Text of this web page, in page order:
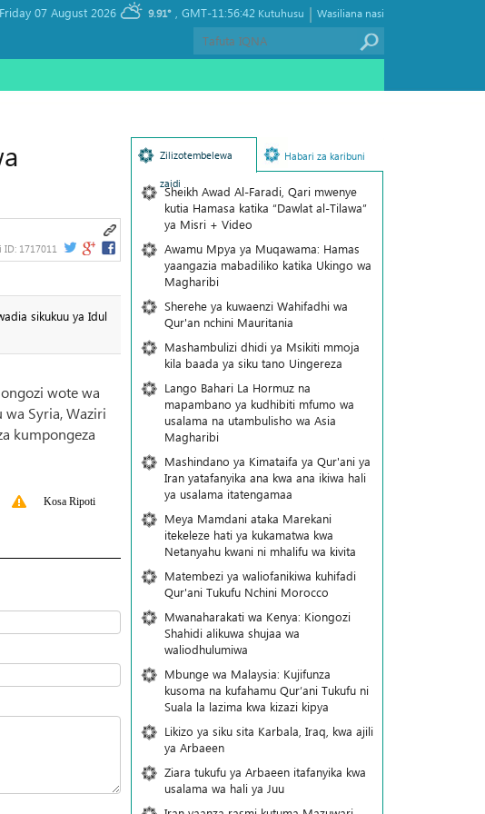
GMT-11:56:42
9.91° Wasiliana nasi
|
Kutuhusu
ID: 1717011
sikukuu ya Idul
wote wa
Syria, Waziri
kumpongeza
Kosa Ripoti
Zilizotembelewa
zaidi
Habari za karibuni
Sheikh Awad Al-Faradi, Qari mwenye
kutia Hamasa katika “Dawlat al-Tilawa”
ya Misri + Video
Awamu Mpya ya Muqawama: Hamas
yaangazia mabadiliko katika Ukingo wa
Magharibi
Sherehe ya kuwaenzi Wahifadhi wa
Qur'an nchini Mauritania
Mashambulizi dhidi ya Msikiti mmoja
kila baada ya siku tano Uingereza
Lango Bahari La Hormuz na
mapambano ya kudhibiti mfumo wa
usalama na utambulisho wa Asia
Magharibi
Mashindano ya Kimataifa ya Qur'ani ya
Iran yatafanyika ana kwa ana ikiwa hali
ya usalama itatengamaa
Meya Mamdani ataka Marekani
itekeleze hati ya kukamatwa kwa
Netanyahu kwani ni mhalifu wa kivita
Matembezi ya waliofanikiwa kuhifadi
Qur'ani Tukufu Nchini Morocco
Mwanaharakati wa Kenya: Kiongozi
Shahidi alikuwa shujaa wa
waliodhulumiwa
Mbunge wa Malaysia: Kujifunza
kusoma na kufahamu Qur’ani Tukufu ni
Suala la lazima kwa kizazi kipya
Likizo ya siku sita Karbala, Iraq, kwa ajili
ya Arbaeen
Ziara tukufu ya Arbaeen itafanyika kwa
usalama wa hali ya Juu